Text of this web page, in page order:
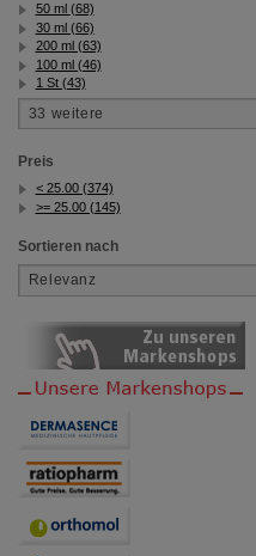
50 ml (68)
30 ml (66)
200 ml (63)
100 ml (46)
1 St (43)
Preis
< 25.00 (374)
>= 25.00 (145)
Sortieren nach